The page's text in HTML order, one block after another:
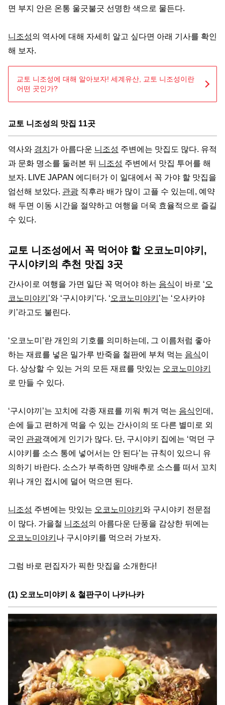
면 부지 안은 온통 울긋불긋 선명한 색으로 물든다.
니조성의 역사에 대해 자세히 알고 싶다면 아래 기사를 확인
해 보자.
교토 니조성에 대해 알아보자! 세계유산, 교토 니조성이란
어떤 곳인가?
교토 니조성의 맛집 11곳
역사와 경치 가 아름다운 니조성 주변에는 맛집도 많다. 유적
과 문화 명소를 둘러본 뒤 니조성 주변에서 맛집 투어를 해
보자. LIVE JAPAN 에디터가 이 일대에서 꼭 가야 할 맛집을
엄선해 보았다. 관광 직후라 배가 많이 고플 수 있는데, 예약
해 두면 이동 시간을 절약하고 여행을 더욱 효율적으로 즐길
수 있다.
교토 니조성에서 꼭 먹어야 할 오코노미야키,
구시야키의 추천 맛집 3곳
간사이로 여행을 가면 일단 꼭 먹어야 하는 음식이 바로 ‘오
코노미야키 ’와 ‘구시야키’다. ‘오코노미야키 ’는 ‘오사카야
키’라고도 불린다.
‘오코노미’란 개인의 기호를 의미하는데, 그 이름처럼 좋아
하는 재료를 넣은 밀가루 반죽을 철판에 부쳐 먹는 음식이
다. 상상할 수 있는 거의 모든 재료를 맛있는 오코노미야키
로 만들 수 있다.
‘구시야끼’는 꼬치에 각종 재료를 끼워 튀겨 먹는 음식인데,
손에 들고 편하게 먹을 수 있는 간사이의 또 다른 별미로 외
국인 관광객에게 인기가 많다. 단, 구시야키 집에는 ‘먹던 구
시야키를 소스 통에 넣어서는 안 된다’는 규칙이 있으니 유
의하기 바란다. 소스가 부족하면 양배추로 소스를 떠서 꼬치
위나 개인 접시에 덜어 먹으면 된다.
니조성 주변에는 맛있는 오코노미야키 와 구시야키 전문점
이 많다. 가을철 니조성의 아름다운 단풍을 감상한 뒤에는
오코노미야키 나 구시야키를 먹으러 가보자.
그럼 바로 편집자가 픽한 맛집을 소개한다!
(1) 오코노미야키 & 철판구이 나카나카